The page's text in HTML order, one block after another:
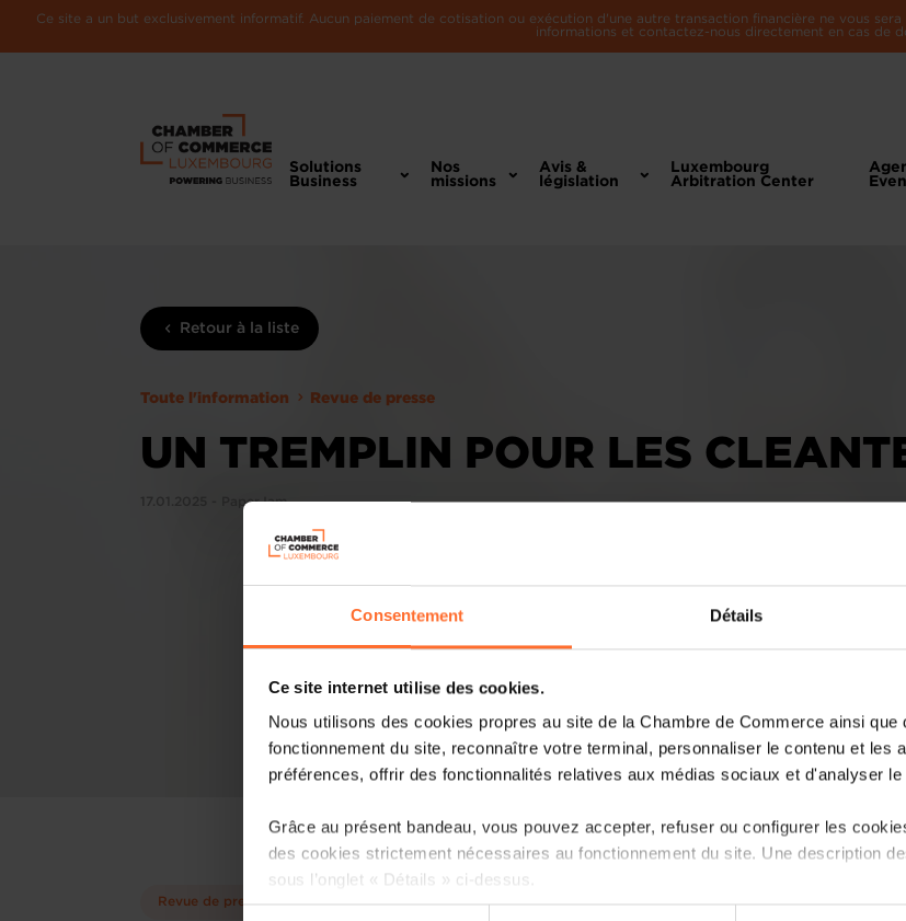
Consentement Détails
Ce site internet utilise des cookies.
Nous utilisons des cookies propres au site de la Chambre de Commerce ainsi
fonctionnement du site, reconnaître votre terminal, personnaliser le contenu et les
préférences, offrir des fonctionnalités relatives aux médias sociaux et d'analyser
Grâce au présent bandeau, vous pouvez accepter, refuser ou configurer les
des cookies strictement nécessaires au fonctionnement du site. Une description
sous l’onglet « Détails » ci-dessus.
Ce site a un but exclusivement informatif. Aucun paiement de cotisation ou exécution d'une autre transaction financière ne vous
informations et contactez-nous directement en cas de
Solutions
Business
Nos
missions
Avis &
législation
Luxembourg
Arbitration Center
Retour à la liste
Toute l'information Revue de presse
UN TREMPLIN POUR LES
17.01.2025 - PaperJam
Revue de presse
À Dudelange, l’Innovation
cleantech au Luxembourg.
allie innovation,